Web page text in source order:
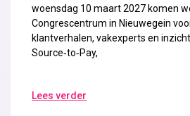
woensdag 10 maart 2027 komen
Congrescentrum in Nieuwegein
klantverhalen, vakexperts en
Source‑to‑Pay,
Lees verder